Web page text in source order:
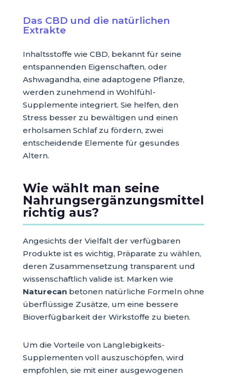
Das CBD und die natürlichen
Extrakte
Inhaltsstoffe wie CBD, bekannt für seine
entspannenden Eigenschaften, oder
Ashwagandha, eine adaptogene Pflanze,
werden zunehmend in Wohlfühl-
Supplemente integriert. Sie helfen, den
Stress besser zu bewältigen und einen
erholsamen Schlaf zu fördern, zwei
entscheidende Elemente für gesundes
Altern.
Wie wählt man seine
Nahrungsergänzungsmittel
richtig aus?
Angesichts der Vielfalt der verfügbaren
Produkte ist es wichtig, Präparate zu wählen,
deren Zusammensetzung transparent und
wissenschaftlich valide ist. Marken wie
Naturecanbetonen natürliche Formeln ohne
überflüssige Zusätze, um eine bessere
Bioverfügbarkeit der Wirkstoffe zu bieten.
Um die Vorteile von Langlebigkeits-
Supplementen voll auszuschöpfen, wird
empfohlen, sie mit einer ausgewogenen